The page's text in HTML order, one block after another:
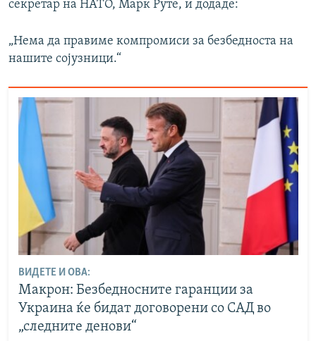
секретар на НАТО, Марк Руте, и додаде:
„Нема да правиме компромиси за безбедноста на
нашите сојузници.“
ВИДЕТЕ И ОВА:
Макрон: Безбедносните гаранции за
Украина ќе бидат договорени со САД во
„следните денови“